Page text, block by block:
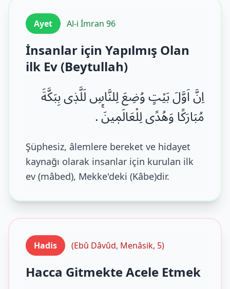
Ayet Al-i İmran 96
İnsanlar için Yapılmış Olan
ilk Ev (Beytullah)
اِنَّ اَوَّلَ بَیْتٍ وُضِعَ لِلنَّاسِ لَلَّذٖی بِبَكَّةَ
مُبَارَكًا وَهُدًى لِلْعَالَمٖینَۚ .
Şüphesiz, âlemlere bereket ve hidayet
kaynağı olarak insanlar için kurulan ilk
ev (mâbed), Mekke'deki (Kâbe)dir.
Hadis (Ebû Dâvûd, Menâsik, 5)
Hacca Gitmekte Acele Etmek